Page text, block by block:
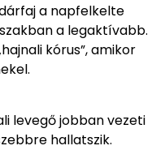
a napfelkelte
a legaktívabb.
kórus”, amikor
levegő jobban vezeti
hallatszik.